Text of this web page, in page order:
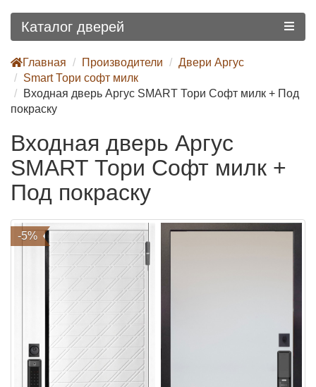
Каталог дверей
Главная Производители
Двери Аргус
Smart Тори софт милк
Входная дверь Аргус SMART Тори Софт милк + Под
покраску
Входная дверь Аргус
SMART Тори Софт милк +
Под покраску
-5%